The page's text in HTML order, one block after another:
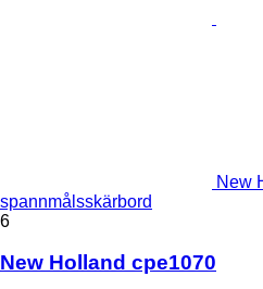
New
spannmålsskärbord
6
New Holland cpe1070